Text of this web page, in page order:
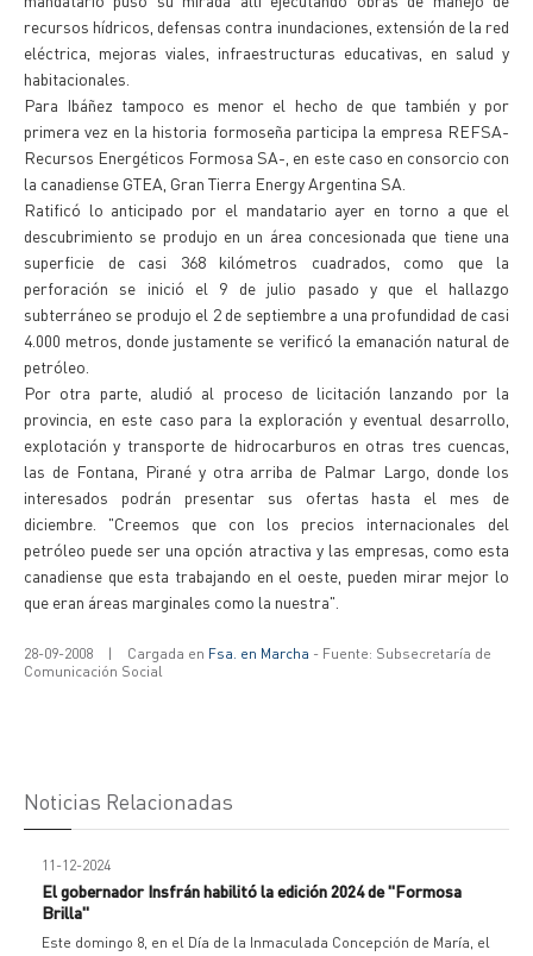
recursos hídricos, defensas contra inundaciones, extensión de la red
eléctrica, mejoras viales, infraestructuras educativas, en salud y
habitacionales.
Para Ibáñez tampoco es menor el hecho de que también y por
primera vez en la historia formoseña participa la empresa REFSA-
Recursos Energéticos Formosa SA-, en este caso en consorcio con
la canadiense GTEA, Gran Tierra Energy Argentina SA.
Ratificó lo anticipado por el mandatario ayer en torno a que el
descubrimiento se produjo en un área concesionada que tiene una
superficie de casi 368 kilómetros cuadrados, como que la
perforación se inició el 9 de julio pasado y que el hallazgo
subterráneo se produjo el 2 de septiembre a una profundidad de casi
4.000 metros, donde justamente se verificó la emanación natural de
petróleo.
Por otra parte, aludió al proceso de licitación lanzando por la
provincia, en este caso para la exploración y eventual desarrollo,
explotación y transporte de hidrocarburos en otras tres cuencas,
las de Fontana, Pirané y otra arriba de Palmar Largo, donde los
interesados podrán presentar sus ofertas hasta el mes de
diciembre. "Creemos que con los precios internacionales del
petróleo puede ser una opción atractiva y las empresas, como esta
canadiense que esta trabajando en el oeste, pueden mirar mejor lo
que eran áreas marginales como la nuestra".
28-09-2008 | Cargada en Fsa. en Marcha - Fuente: Subsecretaría de
Comunicación Social
Noticias Relacionadas
11-12-2024
El gobernador Insfrán habilitó la edición 2024 de "Formosa
Brilla"
Este domingo 8, en el Día de la Inmaculada Concepción de María, el